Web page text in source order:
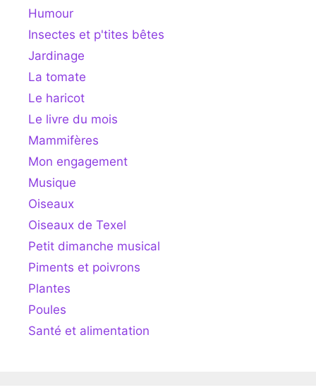
Humour
Insectes et p'tites bêtes
Jardinage
La tomate
Le haricot
Le livre du mois
Mammifères
Mon engagement
Musique
Oiseaux
Oiseaux de Texel
Petit dimanche musical
Piments et poivrons
Plantes
Poules
Santé et alimentation